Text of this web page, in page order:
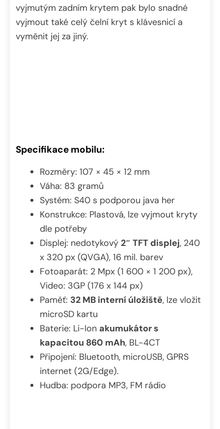
vyjmutým zadním krytem pak bylo snadné
vyjmout také celý čelní kryt s klávesnicí a
vyměnit jej za jiný.
Specifikace mobilu:
Rozměry: 107 × 45 × 12 mm
Váha: 83 gramů
Systém: S40 s podporou java her
Konstrukce: Plastová, lze vyjmout kryty
dle potřeby
Displej: nedotykový 2″ TFT displej, 240
x 320 px (QVGA), 16 mil. barev
Fotoaparát: 2 Mpx (1 600 × 1 200 px),
Video: 3GP (176 x 144 px)
Paměť: 32 MB interní úložiště, lze vložit
microSD kartu
Baterie: Li-Ion akumukátor s
kapacitou 860 mAh, BL-4CT
Připojení: Bluetooth, microUSB, GPRS
internet (2G/Edge).
Hudba: podpora MP3, FM rádio